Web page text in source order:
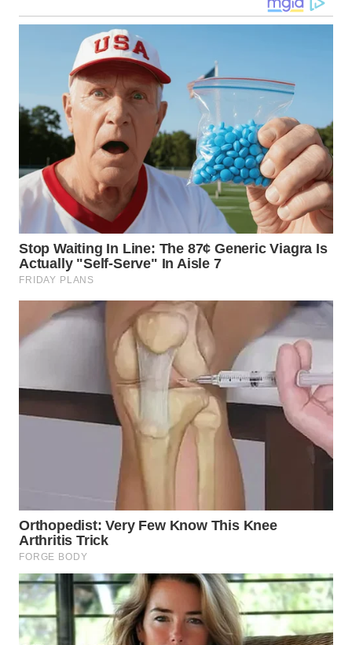
LANGKAT
TAPANULI
SELATAN
WN
TANJUNG
LESUNG
WN
SIMALUNGUN
WN
TAPANULI
TENGAH
WN
TEBING
TINGGI
WN
PAKPAK